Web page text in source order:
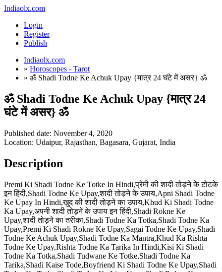
Indiaolx.com
Login
Register
Publish
Indiaolx.com
» Horoscopes - Tarot
» ॐ Shadi Todne Ke Achuk Upay {मात्र 24 घंटे में असर} ॐ
ॐ Shadi Todne Ke Achuk Upay {मात्र 24
घंटे में असर} ॐ
Published date: November 4, 2020
Location: Udaipur, Rajasthan, Bagasara, Gujarat, India
Description
Premi Ki Shadi Todne Ke Totke In Hindi,प्रेमी की शादी तोड़ने के टोटके
इन हिंदी,Shadi Todne Ke Upay,शादी तोड़ने के उपाय,Apni Shadi Todne
Ke Upay In Hindi,खुद की शादी तोड़ने का उपाय,Khud Ki Shadi Todne
Ka Upay,अपनी शादी तोड़ने के उपाय इन हिंदी,Shadi Rokne Ke
Upay,शादी तोड़ने का तरीका,Shadi Todne Ka Totka,Shadi Todne Ka
Upay,Premi Ki Shadi Rokne Ke Upay,Sagai Todne Ke Upay,Shadi
Todne Ke Achuk Upay,Shadi Todne Ka Mantra,Khud Ka Rishta
Todne Ke Upay,Rishta Todne Ka Tarika In Hindi,Kisi Ki Shadi
Todne Ka Totka,Shadi Tudwane Ke Totke,Shadi Todne Ka
Tarika,Shadi Kaise Tode,Boyfriend Ki Shadi Todne Ke Upay,Shadi